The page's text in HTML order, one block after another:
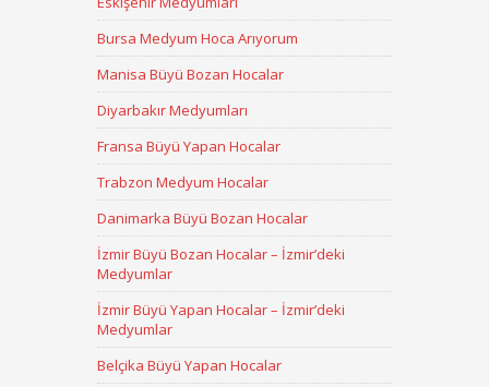
Bursa Medyum Hoca Arıyorum
Manisa Büyü Bozan Hocalar
Diyarbakır Medyumları
Fransa Büyü Yapan Hocalar
Trabzon Medyum Hocalar
Danimarka Büyü Bozan Hocalar
İzmir Büyü Bozan Hocalar – İzmir’deki
Medyumlar
İzmir Büyü Yapan Hocalar – İzmir’deki
Medyumlar
Belçika Büyü Yapan Hocalar